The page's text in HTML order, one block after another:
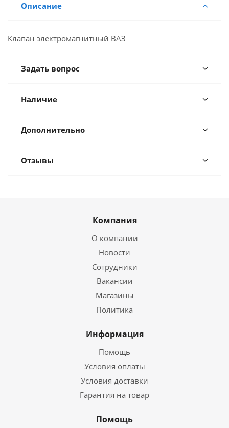
Описание
Клапан электромагнитный ВАЗ
Задать вопрос
Наличие
Дополнительно
Отзывы
Компания
О компании
Новости
Сотрудники
Вакансии
Магазины
Политика
Информация
Помощь
Условия оплаты
Условия доставки
Гарантия на товар
Помощь